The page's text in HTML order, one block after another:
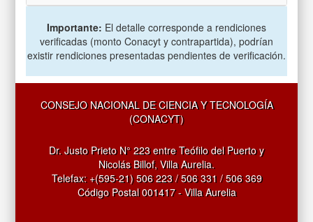
Importante: El detalle corresponde a rendiciones
verificadas (monto Conacyt y contrapartida), podrían
existir rendiciones presentadas pendientes de verificación.
CONSEJO NACIONAL DE CIENCIA Y TECNOLOGÍA
(CONACYT)
Dr. Justo Prieto N° 223 entre Teófilo del Puerto y
Nicolás Billof, Villa Aurelia.
Telefax: +(595-21) 506 223 / 506 331 / 506 369
Código Postal 001417 - Villa Aurelia